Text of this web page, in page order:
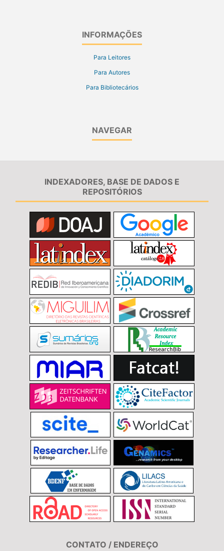
INFORMAÇÕES
Para Leitores
Para Autores
Para Bibliotecários
NAVEGAR
INDEXADORES, BASE DE DADOS E
REPOSITÓRIOS
CONTATO / ENDEREÇO